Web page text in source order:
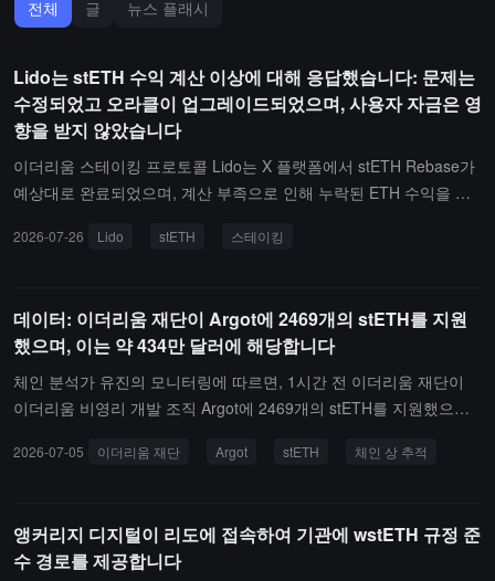
전체 글 뉴스 플래시
Lido는 stETH 수익 계산 이상에 대해 응답했습니다: 문제는
수정되었고 오라클이 업그레이드되었으며, 사용자 자금은 영
향을 받지 않았습니다
이더리움 스테이킹 프로토콜 Lido는 X 플랫폼에서 stETH Rebase가
예상대로 완료되었으며, 계산 부족으로 인해 누락된 ETH 수익을 보
다. 동시에 프로토콜 오라클에 대한 업데이트가 완료되었고, 감사도
니다.발생한 수익 계산 이상에 대해 Lido는 현재 기여자들이 근본 원
인 분석을 진행 중이며, 이후 공식 포럼 및 소셜 플랫폼에서 더 많은
조사 세부 사항을 발표할 것이라고 전했습니다. 전체 사건 과정에서
사용자 자금은 항상 위험에 처하지 않았습니다. 현재 초기 판단으로
익 보고서에서 대기 중인 예치 상태(pending deposit)의 검증자(valid
표될 예정이며, 문제 원인, 수정 조치 및 향후 개선 방안에 대해 더 자
세히 설명할 것이라고 밝혔습니다.
2026-07-26 Lido stETH 스테이킹
데이터: 이더리움 재단이 Argot에 2469개의 stETH를 지원
했으며, 이는 약 434만 달러에 해당합니다
체인 분석가 유진의 모니터링에 따르면, 1시간 전 이더리움 재단이
이더리움 비영리 개발 조직 Argot에 2469개의 stETH를 지원했으며,
에 3년 동안 운영 자금 지원을 제공했으며, 총 7000개의 ETH를 지원
rgot은 이더리움 재단으로부터 4년 차 지원 자금을 다시 받았으며, 규
모는 2469개의 stETH입니다. 내년 7월, Argot은 마지막 5년 차 지원
2026-07-05 이더리움 재단 Argot stETH 체인 상 추적
앵커리지 디지털이 리도에 접속하여 기관에 wstETH 규정 준
수 경로를 제공합니다